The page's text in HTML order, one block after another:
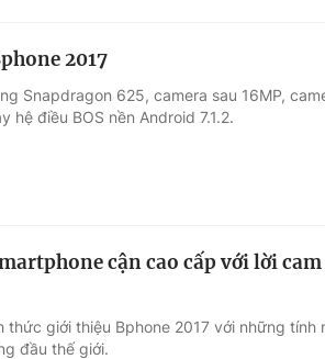
2017
Snapdragon 625, camera sau 16MP,
hệ điều BOS nền Android 7.1.2.
cận cao cấp với lời
giới thiệu Bphone 2017 với những tính
đầu thế giới.